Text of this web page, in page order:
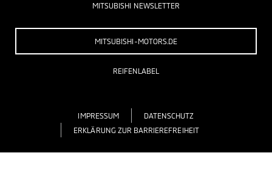
MITSUBISHI NEWSLETTER
MITSUBISHI-MOTORS.DE
REIFENLABEL
IMPRESSUM
DATENSCHUTZ
ERKLÄRUNG ZUR BARRIEREFREIHEIT